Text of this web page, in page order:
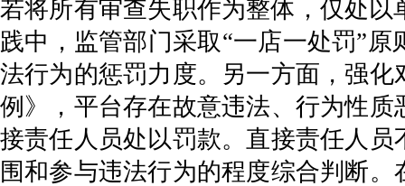
若将所有审查失职作为整体，仅处
践中，监管部门采取“一店一处罚”
法行为的惩罚力度。另一方面，强
例》，平台存在故意违法、行为性
接责任人员处以罚款。直接责任人
围和参与违法行为的程度综合判断